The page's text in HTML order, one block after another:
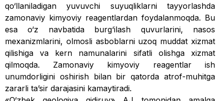
qo‘llaniladigan yuvuvchi suyuqliklarni tayyorlashda
zamonaviy kimyoviy reagentlardan foydalanmoqda. Bu
esa o‘z navbatida burg‘ilash quvurlarini, nasos
mexanizmlarini, olmosli asboblarni uzoq muddat xizmat
qilishiga va kern namunalarini sifatli olishga xizmat
qilmoqda. Zamonaviy kimyoviy reagentlar ish
unumdorligini oshirish bilan bir qatorda atrof-muhitga
zararli taʼsir darajasini kamaytiradi.